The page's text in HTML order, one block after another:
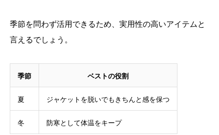
季節を問わず活用できるため、実用性の高いアイテムと
言えるでしょう。
季節 ベストの役割
夏 ジャケットを脱いでもきちんと感を保つ
冬 防寒として体温をキープ